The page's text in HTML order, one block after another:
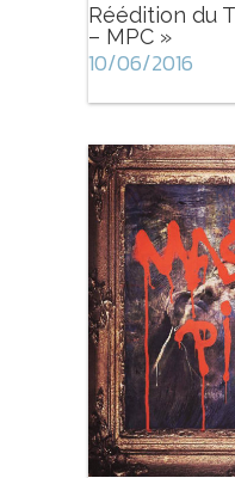
Réédition du
– MPC »
10/06/2016